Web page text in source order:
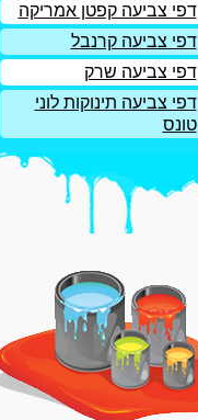
דפי צביעה קפטן אמריקה
דפי צביעה קרנבל
דפי צביעה שרק
דפי צביעה תינוקות לוני
טונס